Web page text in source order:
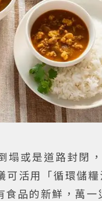
塌或是道路封閉
可活用「循環儲
食品的新鮮，萬